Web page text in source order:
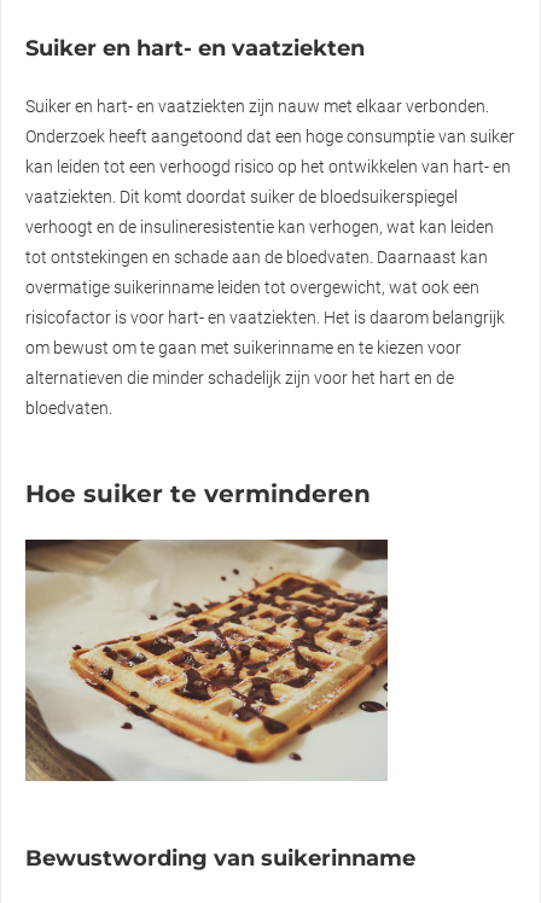
Suiker en hart- en vaatziekten
Suiker en hart- en vaatziekten zijn nauw met elkaar verbonden.
Onderzoek heeft aangetoond dat een hoge consumptie van suiker
kan leiden tot een verhoogd risico op het ontwikkelen van hart- en
vaatziekten. Dit komt doordat suiker de bloedsuikerspiegel
verhoogt en de insulineresistentie kan verhogen, wat kan leiden
tot ontstekingen en schade aan de bloedvaten. Daarnaast kan
overmatige suikerinname leiden tot overgewicht, wat ook een
risicofactor is voor hart- en vaatziekten. Het is daarom belangrijk
om bewust om te gaan met suikerinname en te kiezen voor
alternatieven die minder schadelijk zijn voor het hart en de
bloedvaten.
Hoe suiker te verminderen
Bewustwording van suikerinname